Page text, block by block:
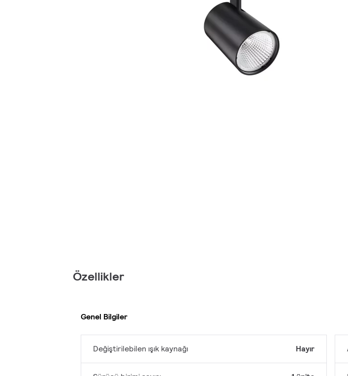
Özellikler
Genel Bilgiler
Değiştirilebilen ışık kaynağı Hayır